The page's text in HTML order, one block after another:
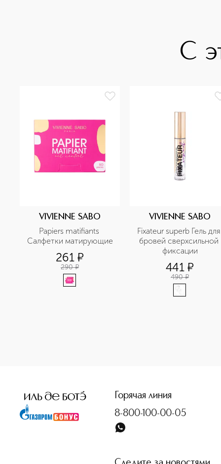
С
VIVIENNE SABO
Papiers matifiants
Салфетки матирующие
261 ¤
290 ¤
VIVIENNE SABO
Fixateur superb Гель для
бровей сверхсильной
фиксации
441 ¤
490 ¤
Горячая линия
8-800-100-00-05